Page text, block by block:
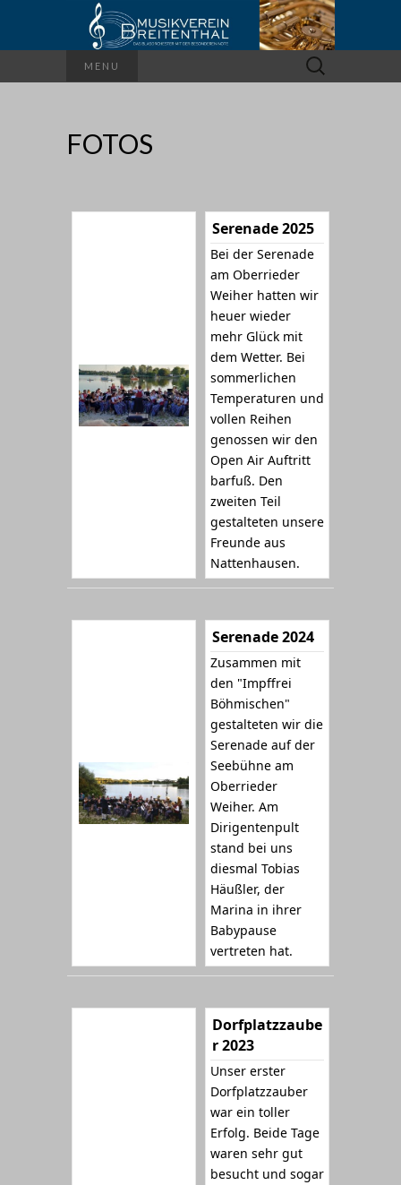
MENU
Suchen
nach:
FOTOS
Serenade 2025
Bei der Serenade
am Oberrieder
Weiher hatten wir
heuer wieder
mehr Glück mit
dem Wetter. Bei
sommerlichen
Temperaturen und
vollen Reihen
genossen wir den
Open Air Auftritt
barfuß. Den
zweiten Teil
gestalteten unsere
Freunde aus
Nattenhausen.
Serenade 2024
Zusammen mit
den "Impffrei
Böhmischen"
gestalteten wir die
Serenade auf der
Seebühne am
Oberrieder
Weiher. Am
Dirigentenpult
stand bei uns
diesmal Tobias
Häußler, der
Marina in ihrer
Babypause
vertreten hat.
Dorfplatzzaube
r 2023
Unser erster
Dorfplatzzauber
war ein toller
Erfolg. Beide Tage
waren sehr gut
besucht und sogar